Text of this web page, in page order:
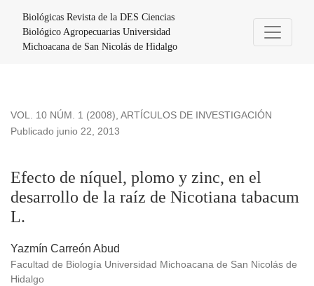
Biológicas Revista de la DES Ciencias
Biológico Agropecuarias Universidad
Michoacana de San Nicolás de Hidalgo
VOL. 10 NÚM. 1 (2008), ARTÍCULOS DE INVESTIGACIÓN
Efecto de níquel, plomo y zinc, en el
desarrollo de la raíz de Nicotiana tabacum
L.
Publicado junio 22, 2013
Yazmín Carreón Abud
Facultad de Biología Universidad Michoacana de San Nicolás de
Hidalgo